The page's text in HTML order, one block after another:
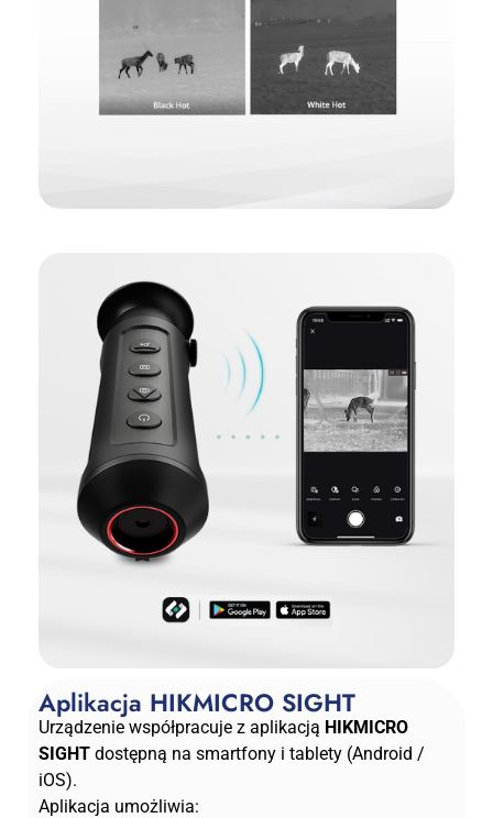
Aplikacja HIKMICRO SIGHT
Urządzenie współpracuje z aplikacją HIKMICRO
SIGHT dostępną na smartfony i tablety (Android /
iOS).
Aplikacja umożliwia: